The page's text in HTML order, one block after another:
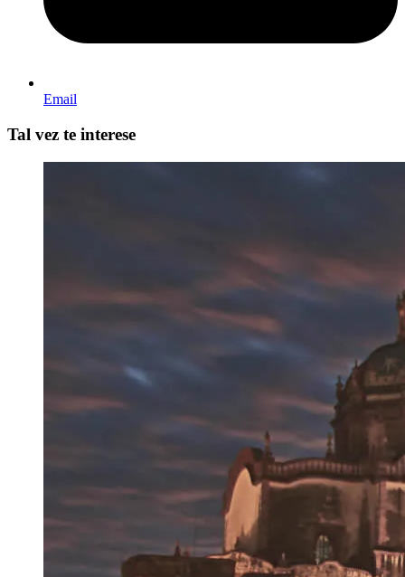
Email
Tal vez te interese